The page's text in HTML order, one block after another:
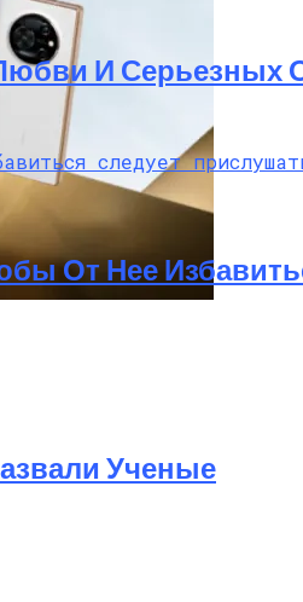
Любви И
От Нее
Ученые